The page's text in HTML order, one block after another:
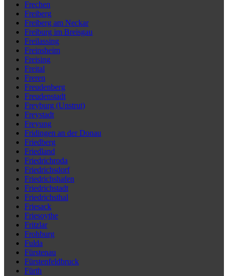
Frechen
Freiberg
Freiberg am Neckar
Freiburg im Breisgau
Freilassing
Freinsheim
Freising
Freital
Freren
Freudenberg
Freudenstadt
Freyburg (Unstrut)
Freystadt
Freyung
Fridingen an der Donau
Friedberg
Friedland
Friedrichroda
Friedrichsdorf
Friedrichshafen
Friedrichstadt
Friedrichsthal
Friesack
Friesoythe
Fritzlar
Frohburg
Fulda
Fürstenau
Fürstenfeldbruck
Fürth